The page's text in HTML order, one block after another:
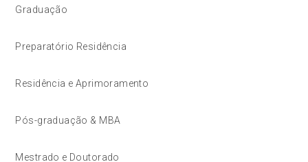
Graduação
Preparatório Residência
Residência e Aprimoramento
Pós-graduação & MBA
Mestrado e Doutorado